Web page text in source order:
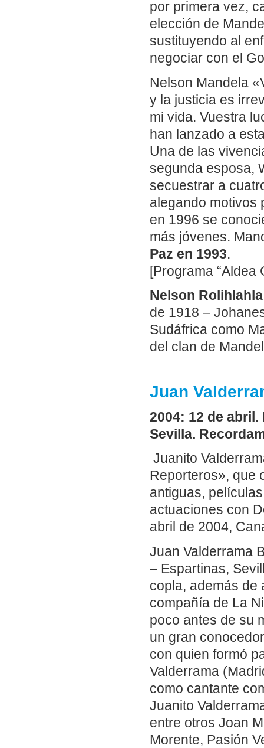
por primera vez,
elección de
sustituyendo al
negociar con el
Nelson Mandela
y la justicia es
mi vida. Vuestra
han lanzado a
Una de las
segunda esposa,
secuestrar a
alegando motivos
en 1996 se
más jóvenes.
Paz en 1993.
[Programa “Aldea
Nelson
de 1918 –
Sudáfrica como
del clan de
Juan
2004: 12 de
Sevilla.
Juanito
Reporteros», que
antiguas,
actuaciones con
abril de 2004,
Juan Valderrama
– Espartinas,
copla, además de
compañía de La
poco antes de su
un gran
con quien formó
Valderrama
como cantante
Juanito
entre otros Joan
Morente, Pasión